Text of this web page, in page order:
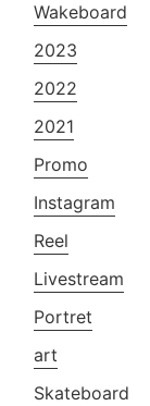
Wakeboard
2023
2022
2021
Promo
Instagram
Reel
Livestream
Portret
art
Skateboard